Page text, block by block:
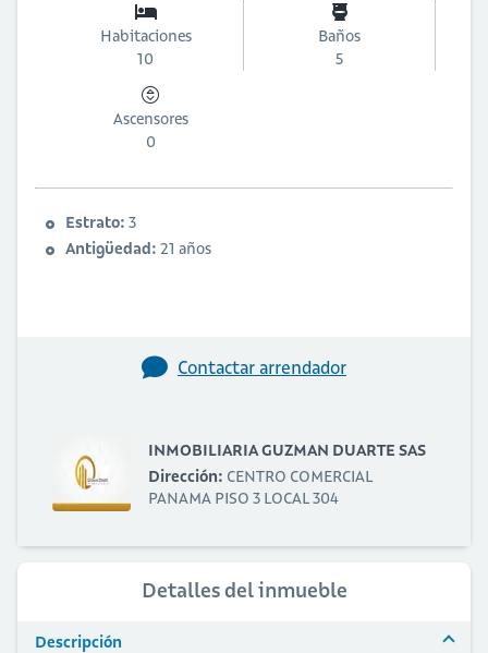
Habitaciones
10
Baños
5
Ascensores
0
Estrato: 3
Antigüedad: 21 años
Contactar arrendador
INMOBILIARIA GUZMAN DUARTE SAS
Dirección: CENTRO COMERCIAL
PANAMA PISO 3 LOCAL 304
Detalles del inmueble
Descripción